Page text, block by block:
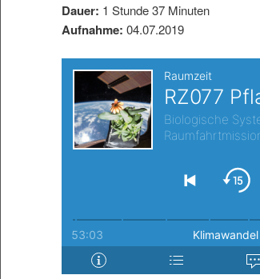
n
h
a
l
s
n
I
n
h
l
Dauer: 1 Stunde 37 Minuten
Aufnahme: 04.07.2019